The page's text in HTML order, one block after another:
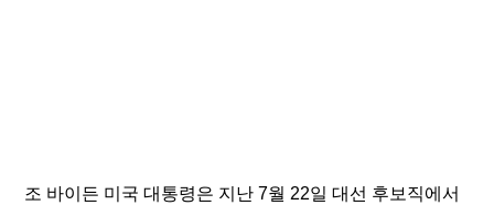
조 바이든 미국 대통령은 지난 7월 22일 대선 후보직에서